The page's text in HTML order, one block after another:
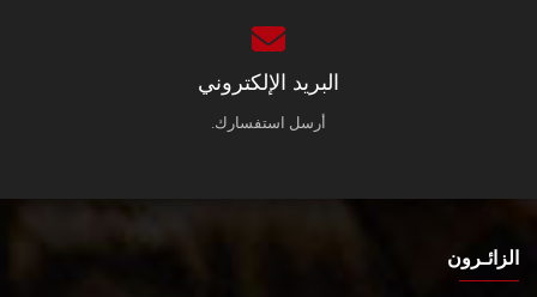
البريد الإلكتروني
أرسل استفسارك.
الزائـرون